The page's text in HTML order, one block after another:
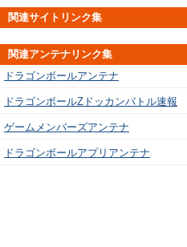
関連サイトリンク集
関連アンテナリンク集
ドラゴンボールアンテナ
ドラゴンボールZドッカンバトル速報
ゲームメンバーズアンテナ
ドラゴンボールアプリアンテナ